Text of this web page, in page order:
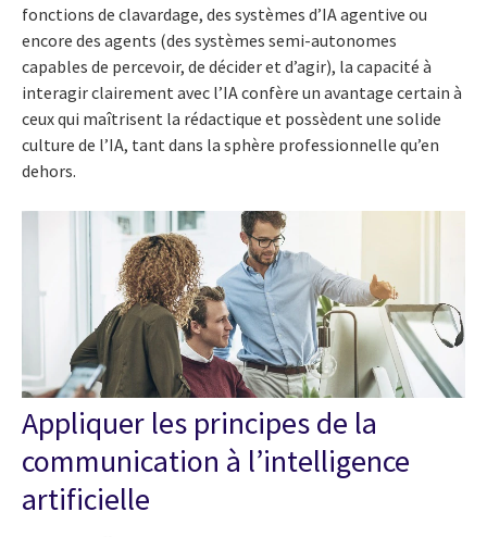
fonctions de clavardage, des systèmes d’IA agentive ou
encore des agents (des systèmes semi-autonomes
capables de percevoir, de décider et d’agir), la capacité à
interagir clairement avec l’IA confère un avantage certain à
ceux qui maîtrisent la rédactique et possèdent une solide
culture de l’IA, tant dans la sphère professionnelle qu’en
dehors.
Appliquer les principes de la
communication à l’intelligence
artificielle